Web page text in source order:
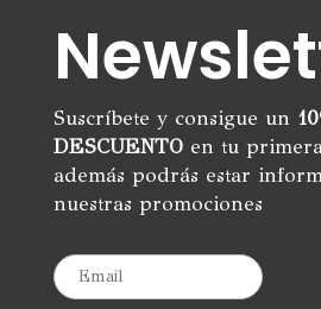
Suscríbete y consigue un
DESCUENTOen tu
además podrás estar
nuestras promociones